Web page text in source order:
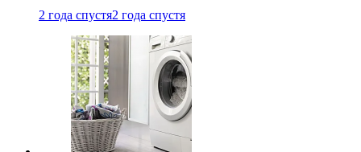
2 года спустя2 года спустя